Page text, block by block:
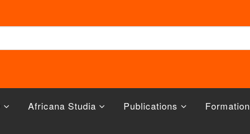
Africana Studia Publications Formation